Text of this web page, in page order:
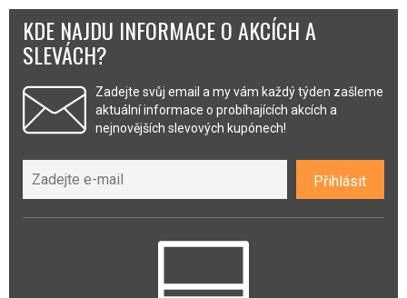
KDE NAJDU INFORMACE O AKCÍCH A
SLEVÁCH?
Zadejte svůj email a my vám každý týden zašleme
aktuální informace o probíhajících akcích a
nejnovějších slevových kupónech!
Přihlásit